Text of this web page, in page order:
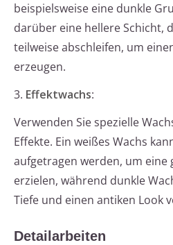
beispielsweise eine dunkle
darüber eine hellere Schicht,
teilweise abschleifen, um
erzeugen.
3. Effektwachs:
Verwenden Sie spezielle
Effekte. Ein weißes Wachs
aufgetragen werden, um eine
erzielen, während dunkle
Tiefe und einen antiken Look
Detailarbeiten